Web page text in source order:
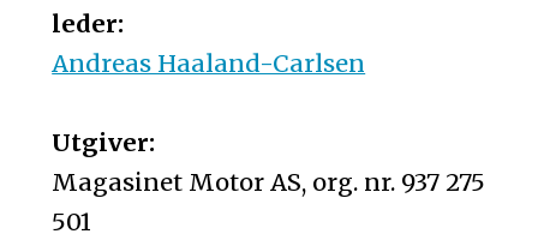
leder:
Andreas Haaland-Carlsen
Utgiver:
Magasinet Motor AS, org. nr. 937 275
501